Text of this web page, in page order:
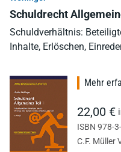
Schuldrecht
Schuldverhältnis:
Inhalte, Erlöschen,
Mehr
22,00 €
ISBN 978-
C.F. Müller